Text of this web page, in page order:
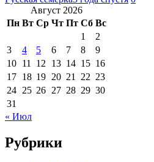
Август 2026
Пн Вт Ср Чт Пт Сб Вс
1
2
3
4 5 6 7 8
9
10 11 12 13 14 15 16
17 18 19 20 21 22 23
24 25 26 27 28 29 30
31
« Июл
Рубрики